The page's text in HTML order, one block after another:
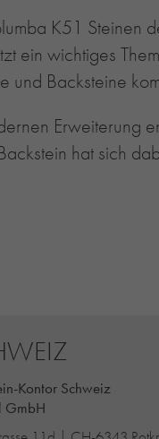
K51 Steinen
ein wichtiges
und Backsteine
Erweiterung
hat sich
Kontor Schweiz
GmbH